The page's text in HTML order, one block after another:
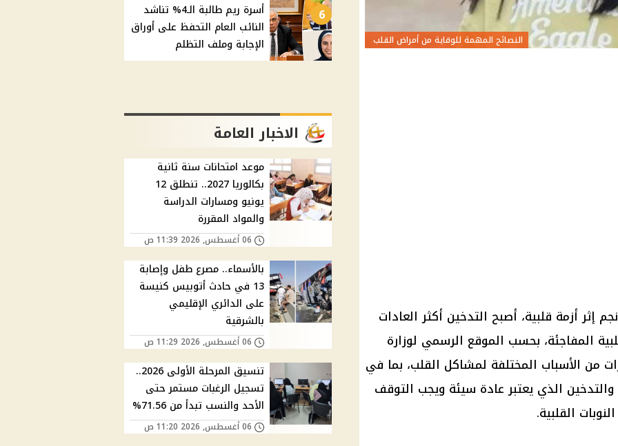
النصائح المهمة للوقاية من أمراض القلب
أزمة قلبية، أصبح التدخين أكثر العادات
المفاجئة، بحسب الموقع الرسمي لوزارة
من الأسباب المختلفة لمشاكل القلب، بما في
والتدخين الذي يعتبر عادة سيئة ويجب التوقف
القلبية.
6
أسرة ريم طالبة الـ4% تناشد
النائب العام التحفظ على أوراق
الإجابة وملف التظلم
الاخبار العامة
موعد امتحانات سنة ثانية
بكالوريا 2027.. تنطلق 12
يونيو ومسارات الدراسة
والمواد المقررة
06 أغسطس, 2026 11:39 ص
بالأسماء.. مصرع طفل وإصابة
13 في حادث أتوبيس كنيسة
على الدائري الإقليمي
بالشرقية
06 أغسطس, 2026 11:29 ص
تنسيق المرحلة الأولى 2026..
تسجيل الرغبات مستمر حتى
الأحد والنسب تبدأ من 71.56%
06 أغسطس, 2026 11:20 ص